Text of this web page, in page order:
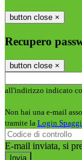
button close ×
Recupero
button close ×
all'indirizzo indicato
Non hai una e-mail
tramite la Login
E-mail inviata, si